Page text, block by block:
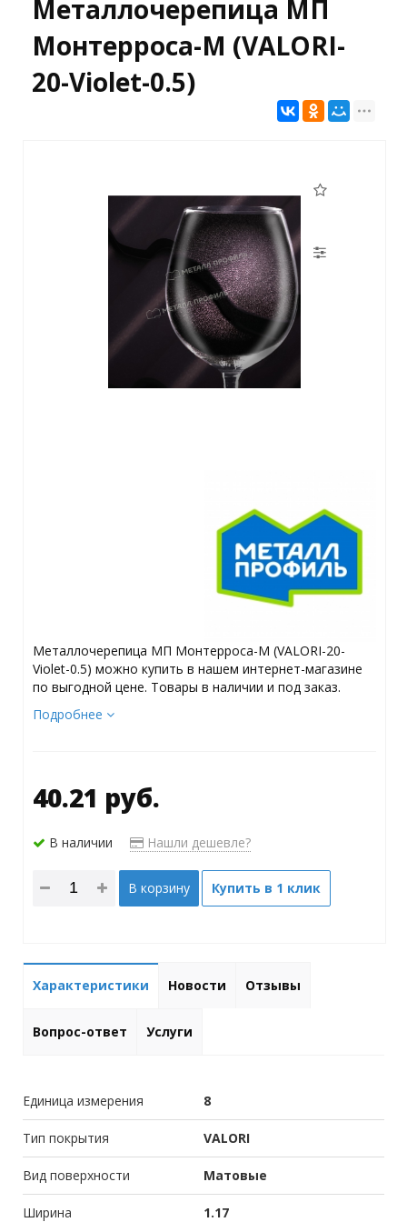
Металлочерепица МП
Монтерроса-M (VALORI-
20-Violet-0.5)
Металлочерепица МП Монтерроса-M (VALORI-20-
Violet-0.5) можно купить в нашем интернет-магазине
по выгодной цене. Товары в наличии и под заказ.
Подробнее
40.21 руб.
В наличии Нашли дешевле?
В корзину Купить в 1 клик
Характеристики Новости Отзывы
Вопрос-ответ Услуги
Единица измерения 8
Тип покрытия VALORI
Вид поверхности Матовые
Ширина 1.17